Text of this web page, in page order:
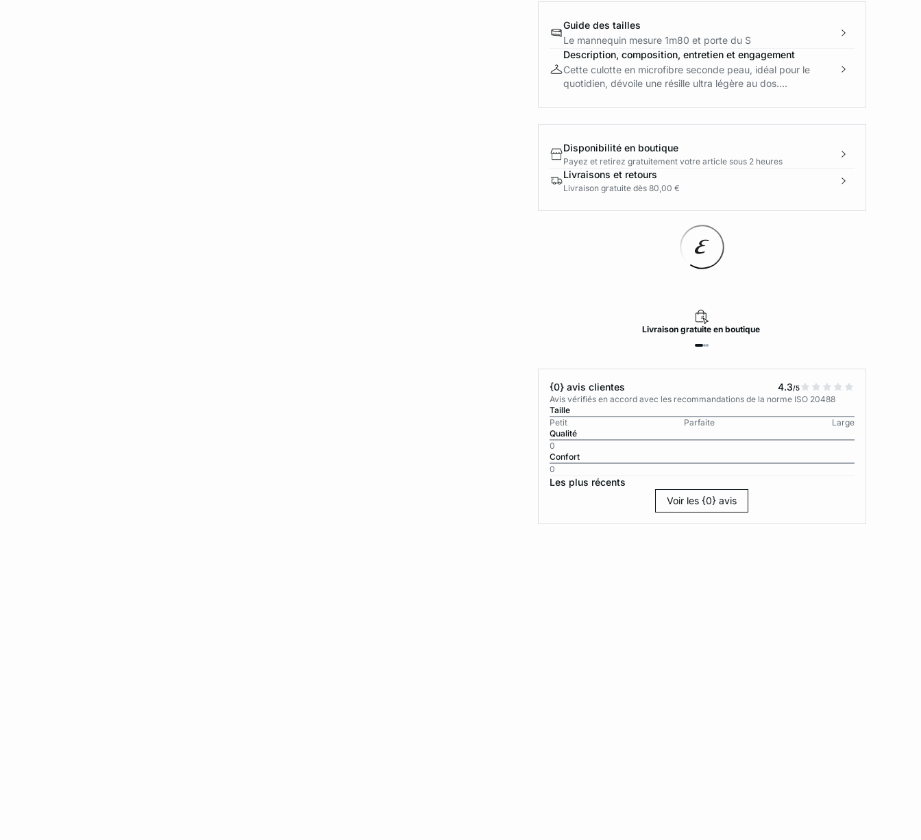
Guide des tailles
Le mannequin mesure 1m80 et porte du S
Description, composition, entretien et engagement
Cette culotte en microfibre seconde peau, idéal pour le
quotidien, dévoile une résille ultra légère au dos....
Disponibilité en boutique
Payez et retirez gratuitement votre article sous 2 heures
Livraisons et retours
Livraison gratuite dès 80,00 €
Livraison gratuite en boutique
{0} avis clientes 4.3/5
Avis vérifiés en accord avec les recommandations de la norme ISO 20488
Taille
Petit
Parfaite
Large
Qualité
0
Confort
0
Les plus récents
Voir les {0} avis